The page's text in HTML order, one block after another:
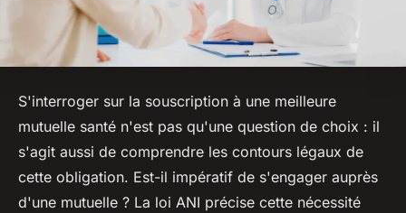
S'interroger sur la souscription à une meilleure
mutuelle santé n'est pas qu'une question de choix : il
s'agit aussi de comprendre les contours légaux de
cette obligation. Est-il impératif de s'engager auprès
d'une mutuelle ? La loi ANI précise cette nécessité